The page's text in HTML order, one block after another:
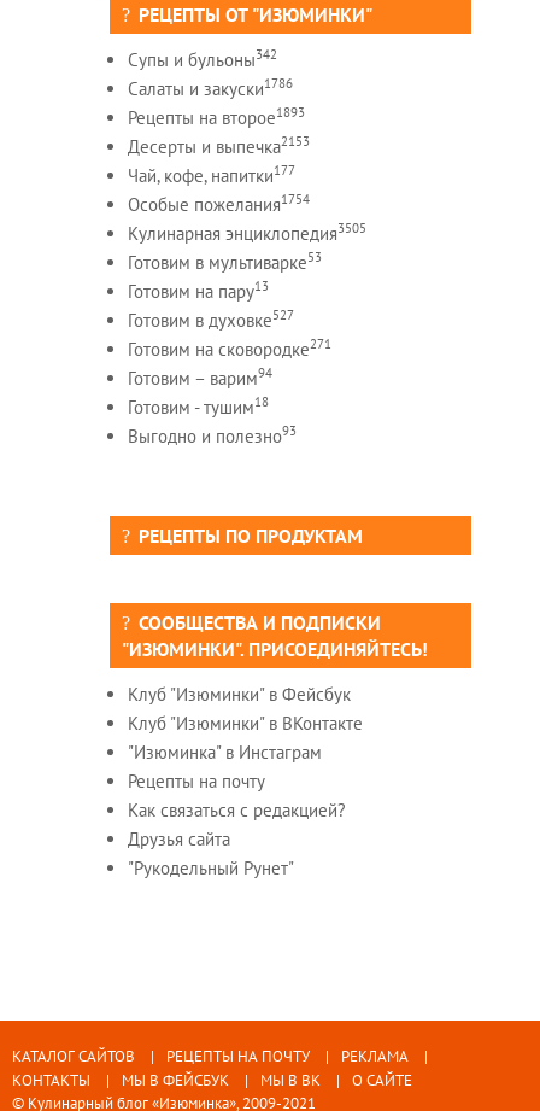
РЕЦЕПТЫ ОТ "ИЗЮМИНКИ"
Супы и бульоны342
Салаты и закуски1786
Рецепты на второе1893
Десерты и выпечка2153
Чай, кофе, напитки177
Особые пожелания1754
Кулинарная энциклопедия3505
Готовим в мультиварке53
Готовим на пару13
Готовим в духовке527
Готовим на сковородке271
Готовим – варим94
Готовим - тушим18
Выгодно и полезно93
РЕЦЕПТЫ ПО ПРОДУКТАМ
СООБЩЕСТВА И ПОДПИСКИ
"ИЗЮМИНКИ". ПРИСОЕДИНЯЙТЕСЬ!
Клуб "Изюминки" в Фейсбук
Клуб "Изюминки" в ВКонтакте
"Изюминка" в Инстаграм
Рецепты на почту
Как связаться с редакцией?
Друзья сайта
"Рукодельный Рунет"
КАТАЛОГ САЙТОВ РЕЦЕПТЫ НА ПОЧТУ
РЕКЛАМА
КОНТАКТЫ
МЫ В ФЕЙСБУК МЫ В ВК
О САЙТЕ
© Кулинарный блог «Изюминка», 2009-2021